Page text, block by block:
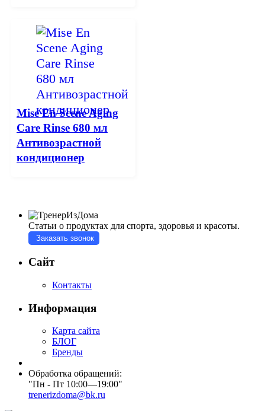
Mise En Scene Aging
Care Rinse 680 мл
Антивозрастной
кондиционер
Статьи о продуктах для спорта, здоровья и красоты.
Заказать звонок
Сайт
Контакты
Информация
Карта сайта
БЛОГ
Бренды
Обработка обращений:
"Пн - Пт 10:00—19:00"
trenerizdoma@bk.ru